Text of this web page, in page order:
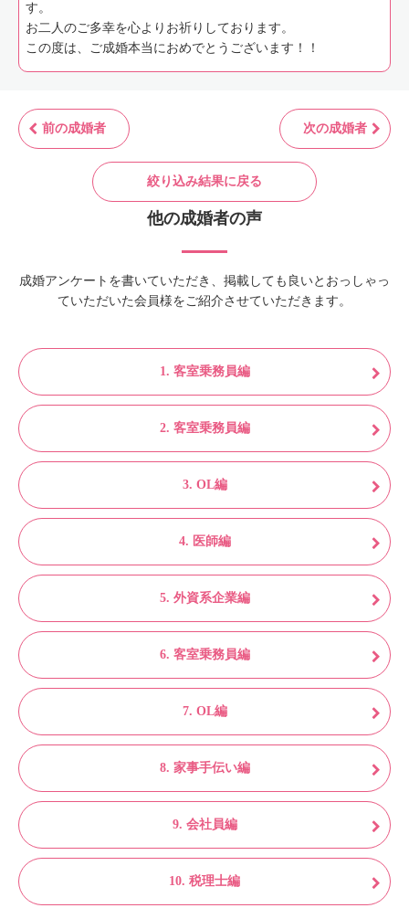
す。
お二人のご多幸を心よりお祈りしております。
この度は、ご成婚本当におめでとうございます！！
前の成婚者 次の成婚者
絞り込み結果に戻る
他の成婚者の声
成婚アンケートを書いていただき、掲載しても良いとおっしゃっ
ていただいた会員様をご紹介させていただきます。
1. 客室乗務員編
2. 客室乗務員編
3. OL編
4. 医師編
5. 外資系企業編
6. 客室乗務員編
7. OL編
8. 家事手伝い編
9. 会社員編
10. 税理士編